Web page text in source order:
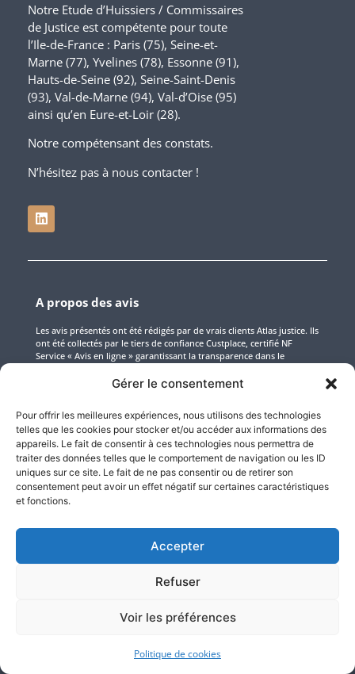
Gérer le consentement
Pour offrir les meilleures expériences, nous utilisons des technologies
telles que les cookies pour stocker et/ou accéder aux informations des
appareils. Le fait de consentir à ces technologies nous permettra de
traiter des données telles que le comportement de navigation ou les ID
uniques sur ce site. Le fait de ne pas consentir ou de retirer son
consentement peut avoir un effet négatif sur certaines caractéristiques
et fonctions.
Accepter
Refuser
Voir les préférences
Politique de cookies
Notre Etude d’Huissiers / Commissaires
de Justice est compétente pour toute
l’Ile-de-France : Paris (75), Seine-et-
Marne (77), Yvelines (78), Essonne (91),
Hauts-de-Seine (92), Seine-Saint-Denis
(93), Val-de-Marne (94), Val-d’Oise (95)
ainsi qu’en Eure-et-Loir (28).
Notre compétensant des constats.
N’hésitez pas à nous contacter !
A propos des avis
Les avis présentés ont été rédigés par de vrais clients Atlas justice. Ils
ont été collectés par le tiers de confiance Custplace, certifié NF
Service « Avis en ligne » garantissant la transparence dans le
Nos compétences d’Huissiers
Pôle numérique
Pôle constats
Pôle constat sur internet